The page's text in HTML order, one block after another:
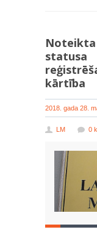
kārtība
2018. gada 28.
LM 0